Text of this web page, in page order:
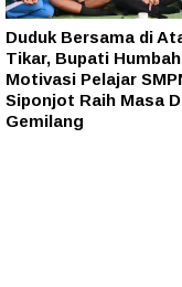
Duduk Bersama di
Tikar, Bupati
Motivasi Pelajar
Siponjot Raih Masa
Gemilang